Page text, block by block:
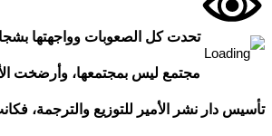
تحدت كل الصعوبات وواجهتها
مجتمع ليس بمجتمعها، وأرضخت الأخر
دار نشر الأمير للتوزيع والترجمة، فكانت